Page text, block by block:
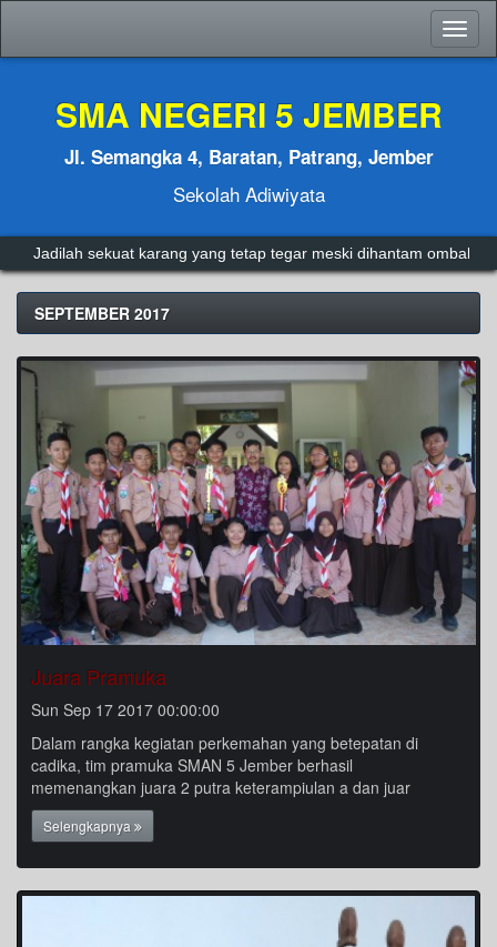
SMA NEGERI 5 JEMBER
Jl. Semangka 4, Baratan, Patrang, Jember
Sekolah Adiwiyata
Jadilah sekuat karang yang tetap tegar meski dihantam ombak.
SEPTEMBER 2017
Juara Pramuka
Sun Sep 17 2017 00:00:00
Dalam rangka kegiatan perkemahan yang betepatan di
cadika, tim pramuka SMAN 5 Jember berhasil
memenangkan juara 2 putra keterampiulan a dan juar
Selengkapnya